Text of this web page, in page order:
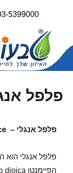
content
5399000
אין
פלפל
פלפל אנגלי –
פלפל אנגלי הוא